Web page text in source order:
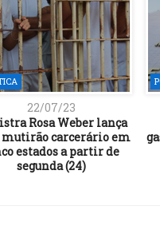
22/07/23
Rosa Weber lança
mutirão carcerário em
estados a partir de
segunda (24)